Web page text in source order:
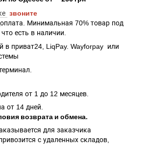
звоните
Минимальная 70% товар под
есть в наличии.
в приват24, LiqPay. Wayforpay или
от 1 до 12 месяцев.
от 14 дней.
и обмена.
для заказчика
с удаленных складов,